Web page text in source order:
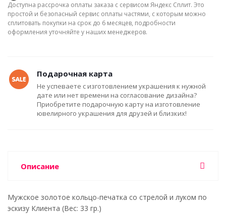
Доступна рассрочка оплаты заказа с сервисом Яндекс Сплит. Это
простой и безопасный сервис оплаты частями, с которым можно
сплитовать покупки на срок до 6 месяцев, подробности
оформления уточняйте у наших менеджеров.
Подарочная карта
Не успеваете с изготовлением украшения к нужной
дате или нет времени на согласование дизайна?
Приобретите подарочную карту на изготовление
ювелирного украшения для друзей и близких!
Описание
Мужское золотое кольцо-печатка со стрелой и луком по
эскизу Клиента (Вес: 33 гр.)